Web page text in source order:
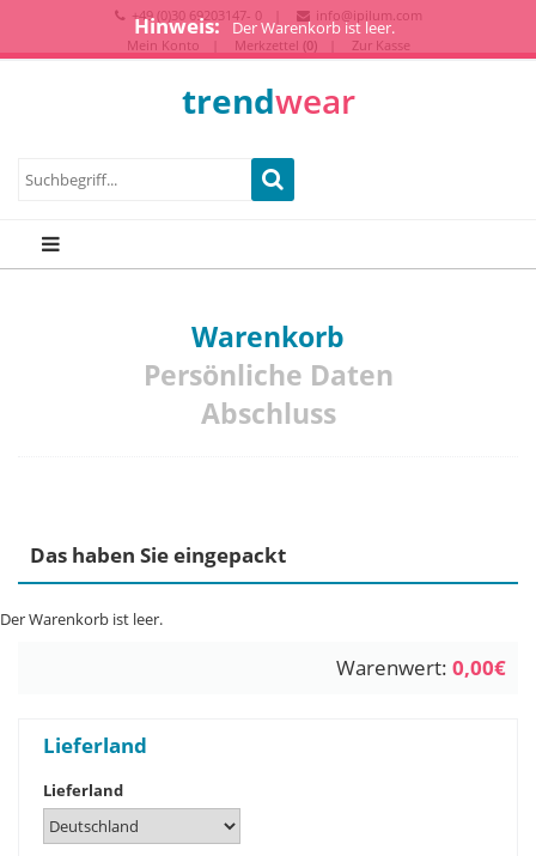
+49 (0)30 69203147- 0
info@ipilum.com
Mein Konto
Merkzettel (0) Zur Kasse
trendwear
Warenkorb
Persönliche Daten
Abschluss
Das haben Sie eingepackt
Der Warenkorb ist leer.
Warenwert: 0,00€
Lieferland
Lieferland
Hinweis: Der Warenkorb ist leer.